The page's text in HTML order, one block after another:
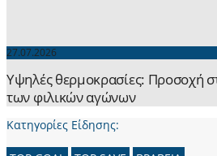
27.07.2026
Yψηλές θερμοκρασίες: Προσοχή
των φιλικών αγώνων
Κατηγορίες Είδησης: